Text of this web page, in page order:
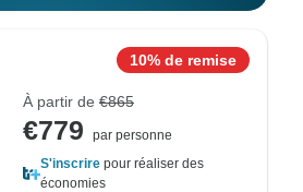
10% de remise
À partir de €865
€779
par personne
S'inscrire pour réaliser des
économies